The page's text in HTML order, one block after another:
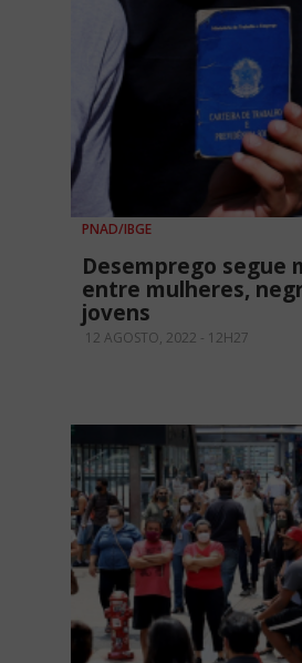
PNAD/IBGE
Desemprego segue
entre mulheres,
jovens
12 AGOSTO, 2022 - 12H27